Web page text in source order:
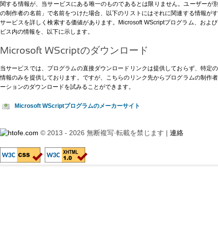
関する情報が、当サービスにある唯一のものであるとは限りません。ユーザーが
の制作者の名前」で名前をつけた場合、以下のリストにはそれに関連する情報が
サービスを詳しく検索する価値があります。Microsoft WScriptプログラム、およ
ビス内の情報を、以下に示します。
Microsoft WScriptのダウンロード
当サービスでは、プログラムの直接ダウンロードリンクは提供しておらず、特定
情報のみを提供しております。ですが、 こちらのリンク先からプログラムの制作
ーションのダウンロードを試みることができます。
Microsoft WScriptプログラムのメーカーサイト
© 2013 - 2026 無断複写·転載を禁じます | 連絡